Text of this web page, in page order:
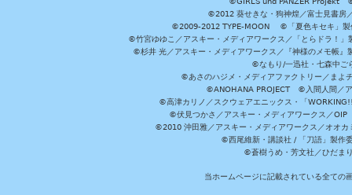
©2012 葵せきな・狗神煌／富士見書
©2009-2012 TYPE-MOON ©「夏色キセキ」製
©竹宮ゆゆこ／アスキー・メディアワークス／「とらドラ！
©杉井 光／アスキー・メディアワークス／『神様のメモ帳
©なもり/一迅社・七森中
©あさのハジメ・メディアファクトリー／ま
©ANOHANA PROJECT ©入間人間／ア
©高津カリノ／スクウェアエニックス・「
©伏見つかさ／アスキー・メディアワークス／
©2010 沖田雅／アスキー・メディアワークス／オオ
©西尾維新・講談社 / 「刀語」製作
©蒼樹うめ・芳文社／ひだま
当ホームページに記載されている全ての